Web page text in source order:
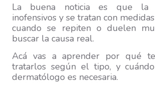
La buena noticia es que la
inofensivos y se tratan con
cuando se repiten o duelen
buscar la causa real.
Acá vas a aprender por qué
tratarlos según el tipo, y
dermatólogo es necesaria.